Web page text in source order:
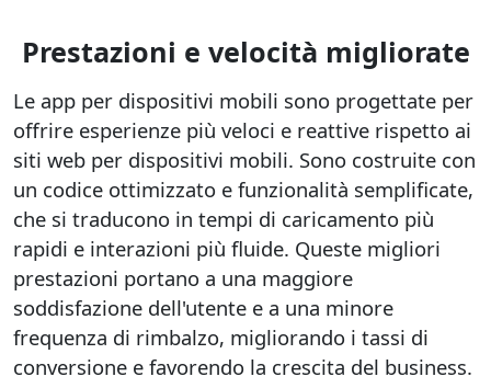
Prestazioni e velocità migliorate
Le app per dispositivi mobili sono progettate per
offrire esperienze più veloci e reattive rispetto ai
siti web per dispositivi mobili. Sono costruite con
un codice ottimizzato e funzionalità semplificate,
che si traducono in tempi di caricamento più
rapidi e interazioni più fluide. Queste migliori
prestazioni portano a una maggiore
soddisfazione dell'utente e a una minore
frequenza di rimbalzo, migliorando i tassi di
conversione e favorendo la crescita del business.